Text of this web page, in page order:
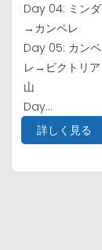
Day 04: ミンダ
→カンペレ
Day 05: カンペ
レ→ビクトリア
山
Day...
詳しく見る